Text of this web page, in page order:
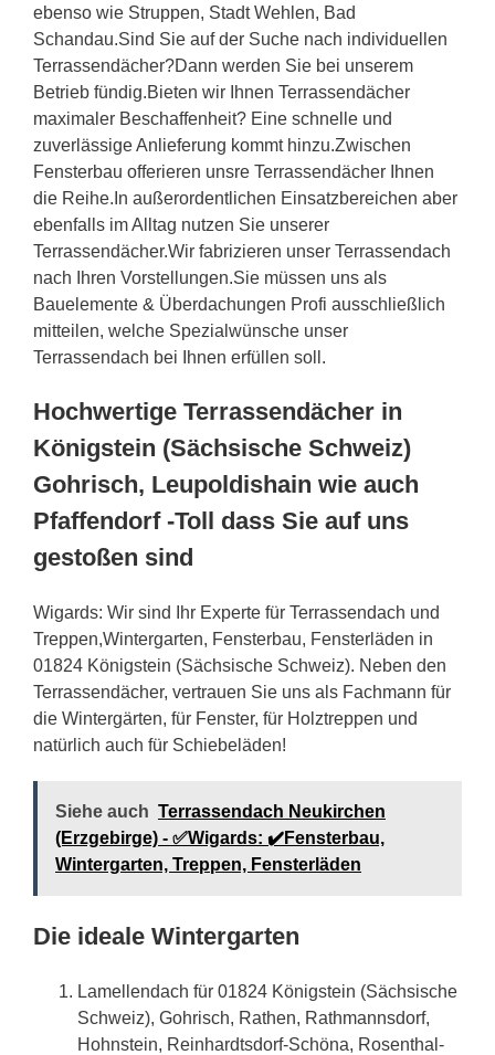
ebenso wie Struppen, Stadt Wehlen, Bad
Schandau.Sind Sie auf der Suche nach individuellen
Terrassendächer?Dann werden Sie bei unserem
Betrieb fündig.Bieten wir Ihnen Terrassendächer
maximaler Beschaffenheit? Eine schnelle und
zuverlässige Anlieferung kommt hinzu.Zwischen
Fensterbau offerieren unsre Terrassendächer Ihnen
die Reihe.In außerordentlichen Einsatzbereichen aber
ebenfalls im Alltag nutzen Sie unserer
Terrassendächer.Wir fabrizieren unser Terrassendach
nach Ihren Vorstellungen.Sie müssen uns als
Bauelemente & Überdachungen Profi ausschließlich
mitteilen, welche Spezialwünsche unser
Terrassendach bei Ihnen erfüllen soll.
Hochwertige Terrassendächer in
Königstein (Sächsische Schweiz)
Gohrisch, Leupoldishain wie auch
Pfaffendorf -Toll dass Sie auf uns
gestoßen sind
Wigards: Wir sind Ihr Experte für Terrassendach und
Treppen,Wintergarten, Fensterbau, Fensterläden in
01824 Königstein (Sächsische Schweiz). Neben den
Terrassendächer, vertrauen Sie uns als Fachmann für
die Wintergärten, für Fenster, für Holztreppen und
natürlich auch für Schiebeläden!
Siehe auch Terrassendach Neukirchen
(Erzgebirge) - ✅Wigards: ✔️Fensterbau,
Wintergarten, Treppen, Fensterläden
Die ideale Wintergarten
Lamellendach für 01824 Königstein (Sächsische
Schweiz), Gohrisch, Rathen, Rathmannsdorf,
Hohnstein, Reinhardtsdorf-Schöna, Rosenthal-